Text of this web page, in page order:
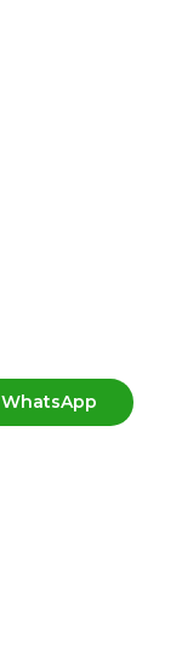
WhatsApp